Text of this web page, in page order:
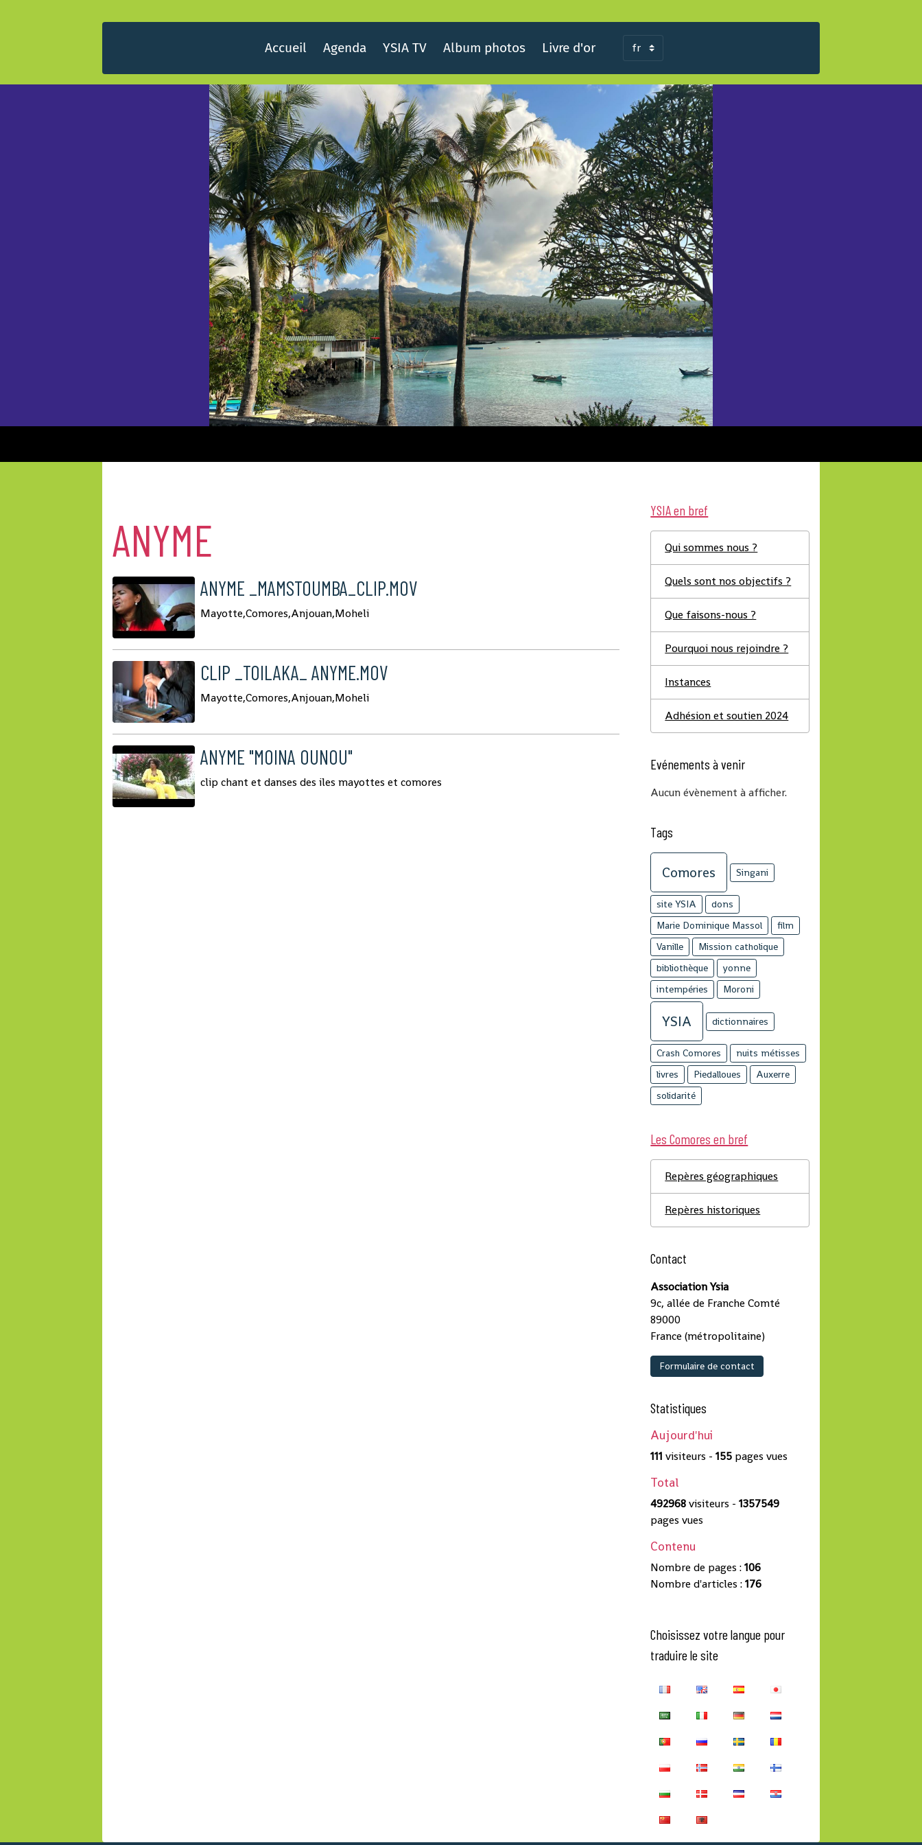
Accueil Agenda YSIA TV Album photos Livre d'or
ANYME
ANYME _MAMSTOUMBA_CLIP.MOV
Mayotte,Comores,Anjouan,Moheli
CLIP _TOILAKA_ ANYME.MOV
Mayotte,Comores,Anjouan,Moheli
ANYME "MOINA OUNOU"
clip chant et danses des iles mayottes et comores
YSIA en bref
Qui sommes nous ?
Quels sont nos objectifs ?
Que faisons-nous ?
Pourquoi nous rejoindre ?
Instances
Adhésion et soutien 2024
Evénements à venir
Aucun évènement à afficher.
Tags
Comores Singani
site YSIA
dons
Marie Dominique Massol
film
Vanille
Mission catholique
bibliothèque
yonne
intempéries
Moroni
YSIA dictionnaires
Crash Comores
nuits métisses
livres
Piedalloues
Auxerre
solidarité
Les Comores en bref
Repères géographiques
Repères historiques
Contact
Association Ysia
9c, allée de Franche Comté
89000
France (métropolitaine)
Formulaire de contact
Statistiques
Aujourd'hui
111 visiteurs -155 pages vues
Total
492968visiteurs -1357549
pages vues
Contenu
Nombre de pages :106
Nombre d'articles :176
Choisissez votre langue pour
traduire le site